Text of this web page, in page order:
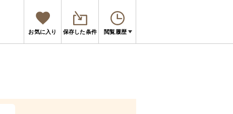
お気に入り 保存した条件 閲覧履歴